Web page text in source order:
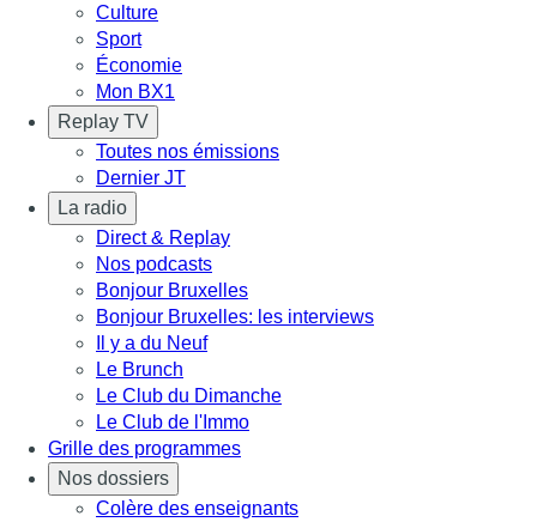
Culture
Sport
Économie
Mon BX1
Replay TV
Toutes nos émissions
Dernier JT
La radio
Direct & Replay
Nos podcasts
Bonjour Bruxelles
Bonjour Bruxelles: les interviews
Il y a du Neuf
Le Brunch
Le Club du Dimanche
Le Club de l'Immo
Grille des programmes
Nos dossiers
Colère des enseignants